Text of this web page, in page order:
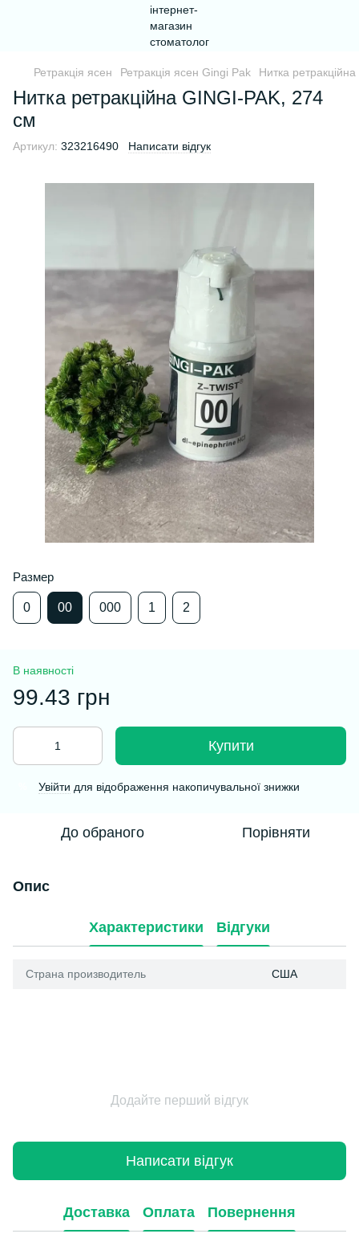
Ретракція ясен Ретракція ясен Gingi Pak Нитка
Нитка ретракційна GINGI-PAK, 274
см
Артикул: 323216490 Написати відгук
Размер
0 00 000 1 2
В наявності
99.43 грн
Купити
Увійти для відображення накопичувальної знижки
До обраного Порівняти
Опис
Характеристики Відгуки
Страна производитель США
Додайте перший відгук
Написати відгук
Доставка Оплата Повернення